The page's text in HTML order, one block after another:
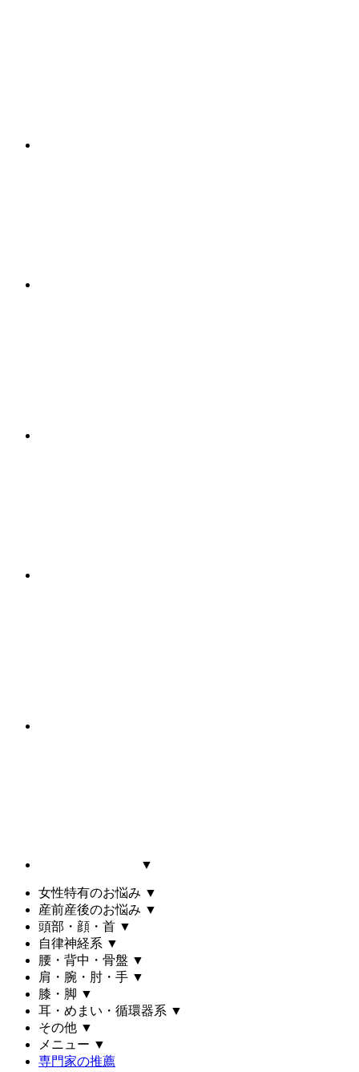
▼
女性特有のお悩み ▼
産前産後のお悩み ▼
頭部・顔・首 ▼
自律神経系 ▼
腰・背中・骨盤 ▼
肩・腕・肘・手 ▼
膝・脚 ▼
耳・めまい・循環器系 ▼
その他 ▼
メニュー ▼
専門家の推薦